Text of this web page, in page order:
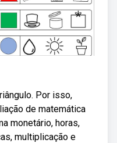
Por isso,
de matemática
monetário, horas,
multiplicação e